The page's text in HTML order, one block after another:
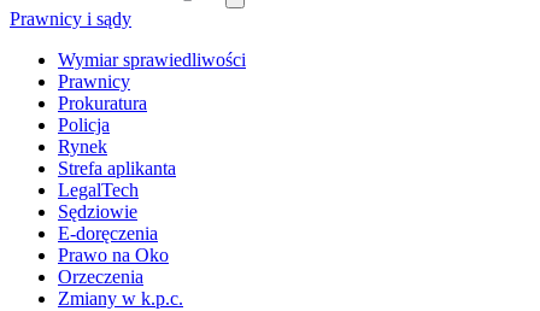
Prawnicy i sądy
Wymiar sprawiedliwości
Prawnicy
Prokuratura
Policja
Rynek
Strefa aplikanta
LegalTech
Sędziowie
E-doręczenia
Prawo na Oko
Orzeczenia
Zmiany w k.p.c.